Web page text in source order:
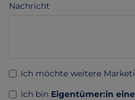
Nachricht
Ich möchte weitere
Ich bin Eigentümer:in